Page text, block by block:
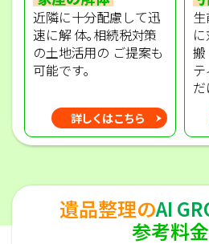
近隣に十分配慮して迅
速に解 体｡相続税対策
の土地活用の ご提案も
可能です｡
詳しくはこちら
搬
だ
遺品整理のAI
参考料